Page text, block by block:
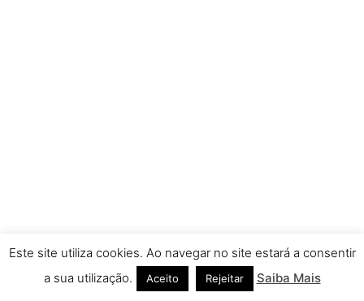
Este site utiliza cookies. Ao navegar no site estará a consentir
a sua utilização.
Aceito Rejeitar Saiba Mais